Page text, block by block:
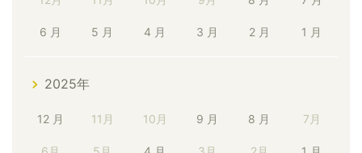
6 月 5 月 4 月 3 月 2 月 1 月
2025年
12 月 11月 10月 9 月 8 月 7月